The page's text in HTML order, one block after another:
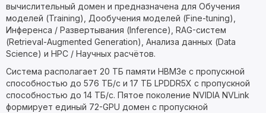
вычислительный домен и предназначена для Обучения
моделей (Training), Дообучения моделей (Fine-tuning),
Инференса / Развертывания (Inference), RAG-систем
(Retrieval-Augmented Generation), Анализа данных (Data
Science) и HPC / Научных расчётов.
Система располагает 20 ТБ памяти HBM3e с пропускной
способностью до 576 ТБ/с и 17 ТБ LPDDR5X с пропускной
способностью до 14 ТБ/с. Пятое поколение NVIDIA NVLink
формирует единый 72-GPU домен с пропускной